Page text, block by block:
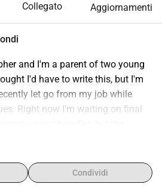
Collegato Aggiornamenti
and I'm a parent of two young
I'd have to write this, but I'm
let go from my job while
Right now I'm waiting on final
savings are gone. Between rent,
I can - applying for jobs I can
social services, and
Condividi